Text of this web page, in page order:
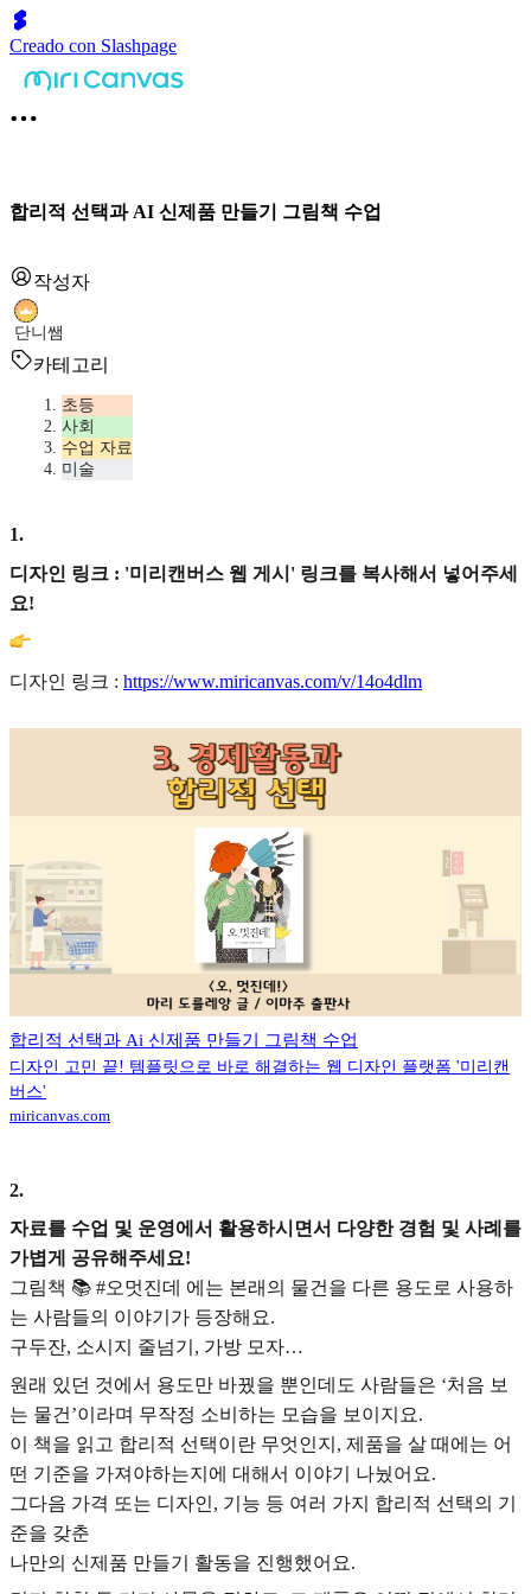
Creado con Slashpage
합리적 선택과 AI 신제품 만들기 그림책 수업
작성자
단니쌤
카테고리
초등
사회
수업 자료
미술
1.
디자인 링크 : '미리캔버스 웹 게시' 링크를 복사해서 넣어주세
요!
디자인 링크 : https://www.miricanvas.com/v/14o4dlm
합리적 선택과 Ai 신제품 만들기 그림책 수업
디자인 고민 끝! 템플릿으로 바로 해결하는 웹 디자인 플랫폼 '미리캔
버스'
miricanvas.com
2.
자료를 수업 및 운영에서 활용하시면서 다양한 경험 및 사례를
가볍게 공유해주세요!
그림책 📚 #오멋진데 에는 본래의 물건을 다른 용도로 사용하
는 사람들의 이야기가 등장해요.
구두잔, 소시지 줄넘기, 가방 모자…
원래 있던 것에서 용도만 바꿨을 뿐인데도 사람들은 ‘처음 보
는 물건’이라며 무작정 소비하는 모습을 보이지요.
이 책을 읽고 합리적 선택이란 무엇인지, 제품을 살 때에는 어
떤 기준을 가져야하는지에 대해서 이야기 나눴어요.
그다음 가격 또는 디자인, 기능 등 여러 가지 합리적 선택의 기
준을 갖춘
나만의 신제품 만들기 활동을 진행했어요.